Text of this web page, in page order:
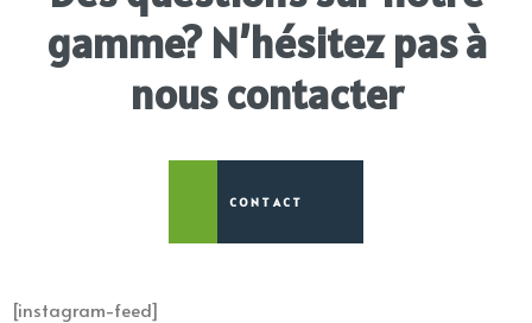
gamme? N’hésitez pas à
nous contacter
CONTACT
[instagram-feed]